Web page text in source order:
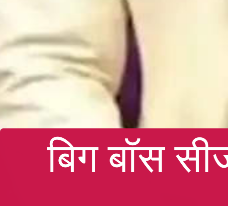
बिग बॉस